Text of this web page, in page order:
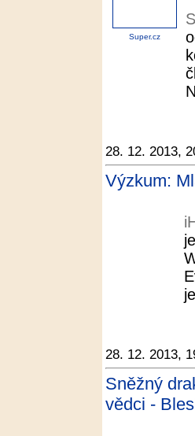
Super.cz
28. 12. 2013,
Výzkum:
28. 12. 2013,
Sněžný
vědci -